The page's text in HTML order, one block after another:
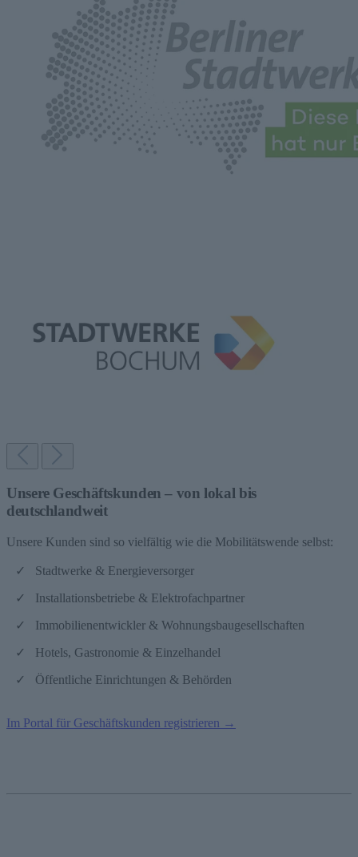
Unsere Geschäftskunden – von lokal bis
deutschlandweit
Unsere Kunden sind so vielfältig wie die Mobilitätswende selbst:
Stadtwerke & Energieversorger
Installationsbetriebe & Elektrofachpartner
Immobilienentwickler & Wohnungsbaugesellschaften
Hotels, Gastronomie & Einzelhandel
Öffentliche Einrichtungen & Behörden
Im Portal für Geschäftskunden registrieren →